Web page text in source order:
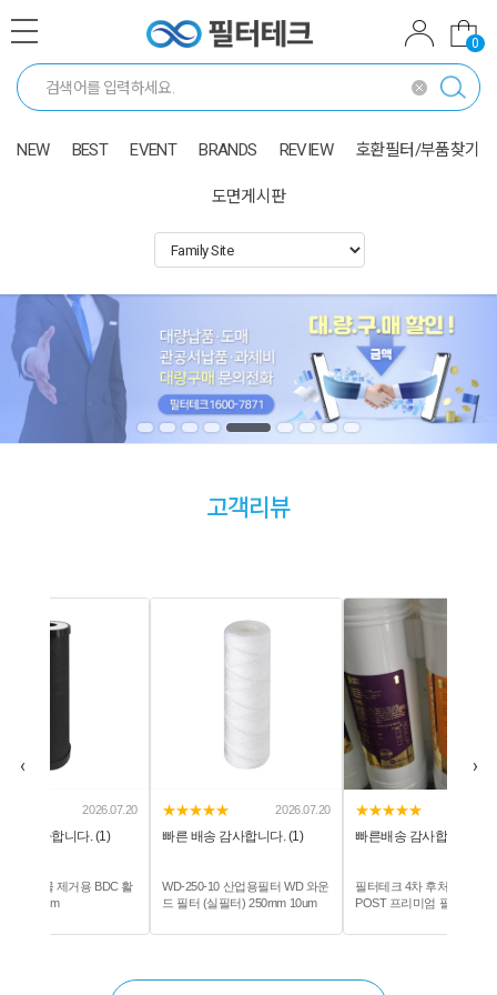
0
NEW BEST EVENT BRANDS REVIEW 호환필터/부품찾기
도면게시판
고객리뷰
‹
2026.07.20
감사합니다. (1)
산업용필터 WD 와운
필터) 250mm 10um
★★★★★ 2026.08.07
빠른배송 감사합니다. (1)
필터테크 4차 후처리 카본필터
POST 프리미엄 필터테크 정수
★★★★★
빠른 배송 감사합니다. (1)
WD-250-5 산업용필터 WD 와
드 필터 (실필터) 250mm 5um
›